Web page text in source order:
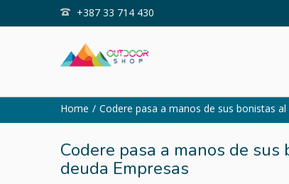
+387 33 714 430
Home Codere pasa a manos de sus bonistas al
Codere pasa a manos de
deuda Empresas